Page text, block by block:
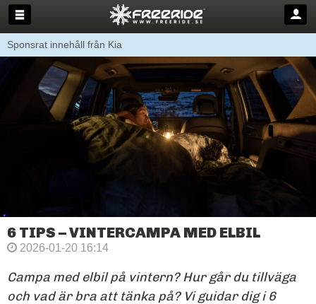
Sponsrat innehåll från Kia
6 TIPS – VINTERCAMPA MED ELBIL
2026-01-20 16:14
Campa med elbil på vintern? Hur går du tillväga
och vad är bra att tänka på? Vi guidar dig i 6